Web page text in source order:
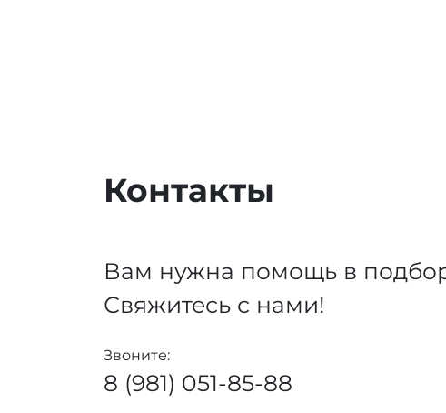
Контакты
Вам нужна помощь в
Свяжитесь с нами!
Звоните:
8 (981) 051-85-88